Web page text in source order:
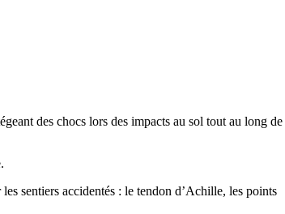
des chocs lors des impacts au sol tout au long de
sentiers accidentés : le tendon d’Achille, les points